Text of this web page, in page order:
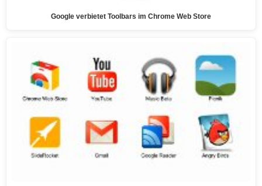
Google verbietet Toolbars im Chrome Web Store